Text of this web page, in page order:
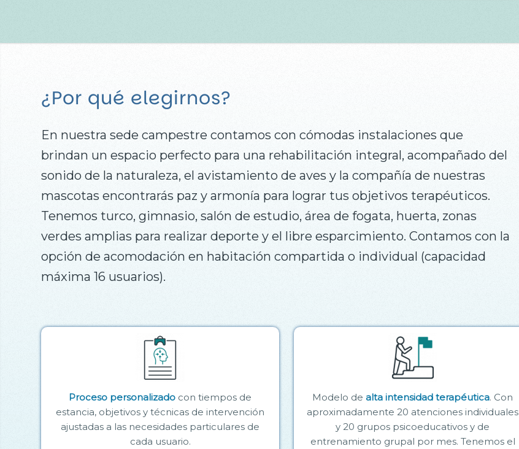
¿Por qué elegirnos?
En nuestra sede campestre contamos con cómodas instalaciones que
brindan un espacio perfecto para una rehabilitación integral, acompañado del
sonido de la naturaleza, el avistamiento de aves y la compañía de nuestras
mascotas encontrarás paz y armonía para lograr tus objetivos terapéuticos.
Tenemos turco, gimnasio, salón de estudio, área de fogata, huerta, zonas
verdes amplias para realizar deporte y el libre esparcimiento. Contamos con la
opción de acomodación en habitación compartida o individual (capacidad
máxima 16 usuarios).
Proceso personalizado con tiempos de
estancia, objetivos y técnicas de intervención
ajustadas a las necesidades particulares de
cada usuario.
Modelo de alta intensidad terapéutica. Con
aproximadamente 20 atenciones individuales
y 20 grupos psicoeducativos y de
entrenamiento grupal por mes. Tenemos el